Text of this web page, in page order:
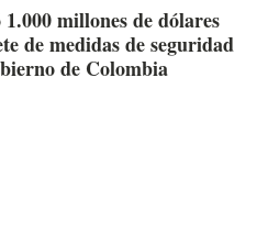
millones de dólares
de medidas de seguridad
de Colombia